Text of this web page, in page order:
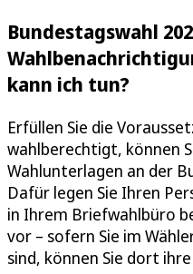
Bundestagswahl
kann ich tun?
Erfüllen Sie die
wahlberechtigt, können
Wahlunterlagen an der
Dafür legen Sie Ihren
in Ihrem Briefwahlbüro
vor – sofern Sie im
sind, können Sie dort